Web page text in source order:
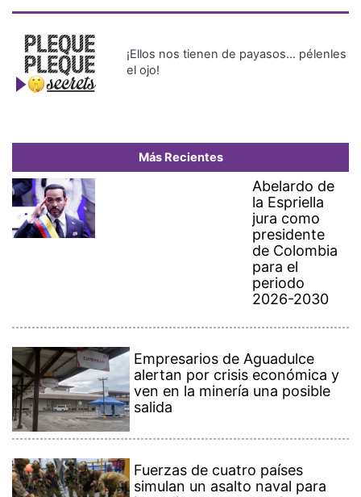
¡Ellos nos tienen de payasos… pélenles
el ojo!
Más Recientes
Abelardo de
la Espriella
jura como
presidente
de Colombia
para el
periodo
2026-2030
Empresarios de Aguadulce
alertan por crisis económica y
ven en la minería una posible
salida
Fuerzas de cuatro países
simulan un asalto naval para